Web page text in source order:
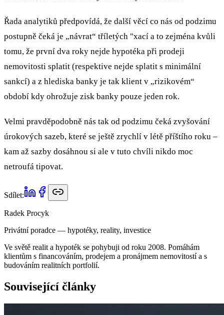
Řada analytiků předpovídá, že další věcí co nás od podzimu
postupně čeká je „návrat“ tříletých "xací a to zejména kvůli
tomu, že první dva roky nejde hypotéka při prodeji
nemovitosti splatit (respektive nejde splatit s minimální
sankcí) a z hlediska banky je tak klient v „rizikovém“
období kdy ohrožuje zisk banky pouze jeden rok.
Velmi pravděpodobně nás tak od podzimu čeká zvyšování
úrokových sazeb, které se ještě zrychlí v létě příštího roku –
kam až sazby dosáhnou si ale v tuto chvíli nikdo moc
netroufá tipovat.
Sdílet:
Radek Procyk
Privátní poradce — hypotéky, reality, investice
Ve světě realit a hypoték se pohybuji od roku 2008. Pomáhám
klientům s financováním, prodejem a pronájmem nemovitostí a s
budováním realitních portfolií.
Související články